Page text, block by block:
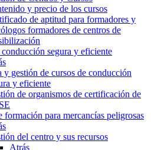
y precio de los cursos
de aptitud para formadores y
formadores de centros de
conducción segura y eficiente
y gestión de cursos de conducción
y eficiente
de organismos de certificación de
formación para mercancías peligrosas
del centro y sus recursos
Atrás